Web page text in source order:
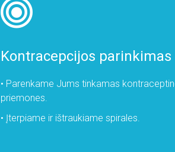
Kontracepcijos parinkimas
• Parenkame Jums tinkamas
priemones.
• Įterpiame ir ištraukiame spirales.